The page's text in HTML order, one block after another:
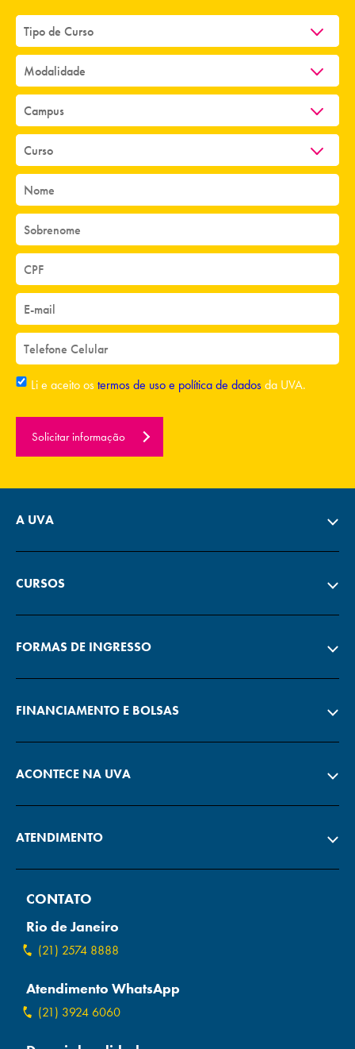
Li e aceito ostermos de uso e política de dadosda UVA.
Solicitar informação
A UVA
CURSOS
FORMAS DE INGRESSO
FINANCIAMENTO E BOLSAS
ACONTECE NA UVA
ATENDIMENTO
CONTATO
Rio de Janeiro
(21) 2574 8888
Atendimento WhatsApp
(21) 3924 6060